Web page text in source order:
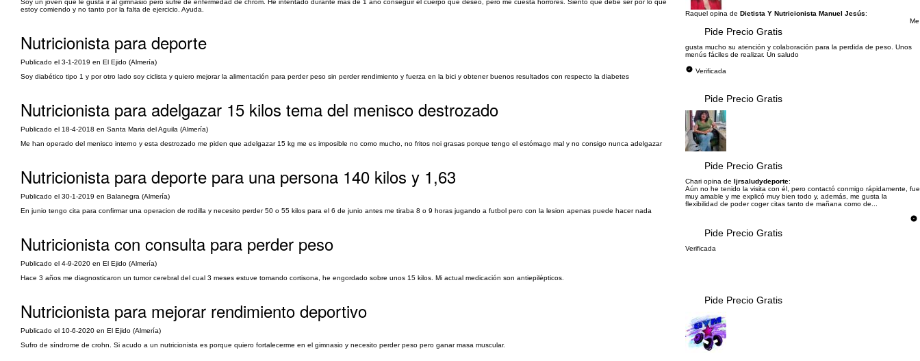
Soy un joven que le gusta ir al gimnasio pero sufre de enfermedad de chrom. He intentado durante más de 1 año conseguir el cuerpo que deseo, pero me cuesta horrores. Siento que debe ser por lo que
estoy comiendo y no tanto por la falta de ejercicio. Ayuda.
Nutricionista para deporte
Publicado el 3-1-2019 en El Ejido (Almería)
Soy diabético tipo 1 y por otro lado soy ciclista y quiero mejorar la alimentación para perder peso sin perder rendimiento y fuerza en la bici y obtener buenos resultados con respecto la diabetes
Pide Precio Gratis
Nutricionista para adelgazar 15 kilos tema del menisco destrozado
Publicado el 18-4-2018 en Santa Maria del Aguila (Almería)
Me han operado del menisco interno y esta destrozado me piden que adelgazar 15 kg me es imposible no como mucho, no fritos noi grasas porque tengo el estómago mal y no consigo nunca adelgazar
Pide Precio Gratis
Nutricionista para deporte para una persona 140 kilos y 1,63
Publicado el 30-1-2019 en Balanegra (Almería)
En junio tengo cita para confirmar una operacion de rodilla y necesito perder 50 o 55 kilos para el 6 de junio antes me tiraba 8 o 9 horas jugando a futbol pero con la lesion apenas puede hacer nada
Pide Precio Gratis
Nutricionista con consulta para perder peso
Publicado el 4-9-2020 en El Ejido (Almería)
Hace 3 años me diagnosticaron un tumor cerebral del cual 3 meses estuve tomando cortisona, he engordado sobre unos 15 kilos. Mi actual medicación son antiepilépticos.
Pide Precio Gratis
Nutricionista para mejorar rendimiento deportivo
Publicado el 10-6-2020 en El Ejido (Almería)
Sufro de síndrome de crohn. Si acudo a un nutricionista es porque quiero fortalecerme en el gimnasio y necesito perder peso pero ganar masa muscular.
Pide Precio Gratis
Raquel opina de Dietista Y Nutricionista Manuel Jesús:
Me
gusta mucho su atención y colaboración para la perdida de peso. Unos
menús fáciles de realizar. Un saludo
Verificada
Chari opina de Ijrsaludydeporte:
Aún no he tenido la visita con él, pero contactó conmigo rápidamente, fue
muy amable y me explicó muy bien todo y, además, me gusta la
flexibilidad de poder coger citas tanto de mañana como de...
Verificada